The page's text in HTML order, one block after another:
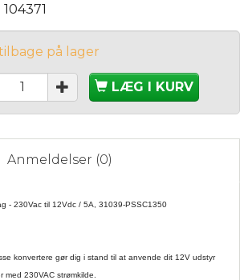
104371
på lager
LÆG I KURV
Anmeldelser (0)
- 230Vac til 12Vdc / 5A, 31039-PSSC1350
konvertere gør dig i stand til at anvende dit 12V udstyr
med 230VAC strømkilde.